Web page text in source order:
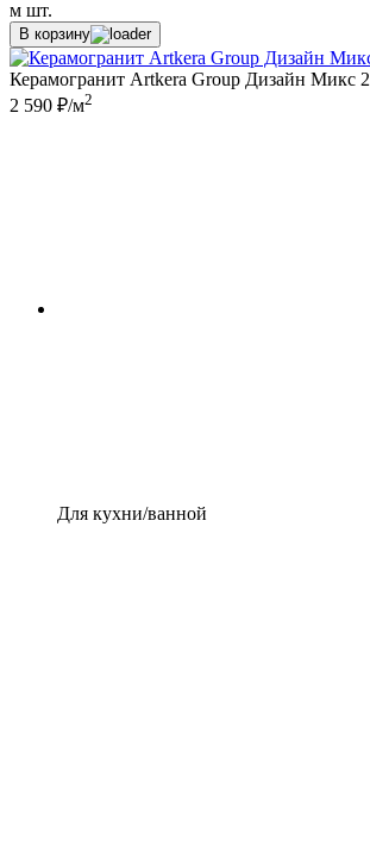
м шт.
В корзину
Керамогранит Artkera Group Дизайн Микс 2
2 590 ₽/м2
Для кухни/ванной